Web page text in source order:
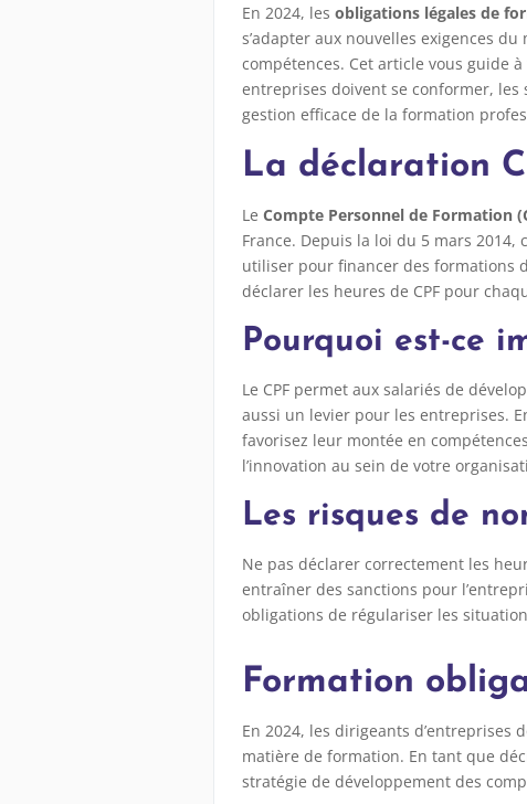
En 2024, les obligations légales de
s’adapter aux nouvelles exigences
compétences. Cet article vous guide
entreprises doivent se conformer, les
gestion efficace de la formation
La déclaration
Le Compte Personnel de Formation
France. Depuis la loi du 5 mars
utiliser pour financer des formations
déclarer les heures de CPF pour
Pourquoi est-ce
Le CPF permet aux salariés de
aussi un levier pour les entreprises.
favorisez leur montée en
l’innovation au sein de votre
Les risques de
Ne pas déclarer correctement les
entraîner des sanctions pour
obligations de régulariser les
Formation
En 2024, les dirigeants d’entreprises
matière de formation. En tant que
stratégie de développement des